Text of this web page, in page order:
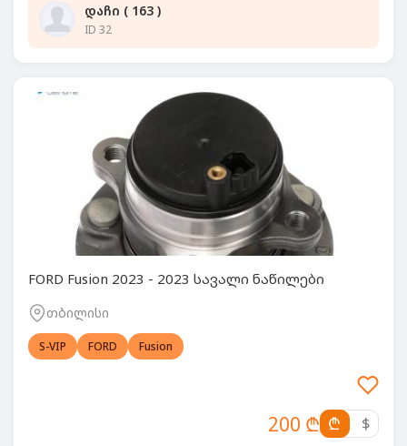
დაჩი ( 163 )
ID 32
FORD Fusion 2023 - 2023 სავალი ნაწილები
თბილისი
S-VIP FORD Fusion
200 ₾ ₾ $